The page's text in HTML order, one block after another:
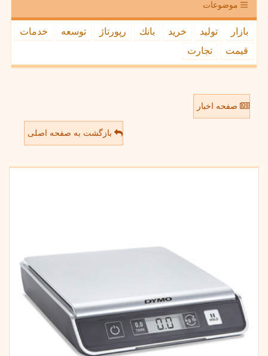
موضوعات
بازار تولید خرید بانك رپورتاژ توسعه
خدمات
قیمت
تجارت
صفحه اخبار
بازگشت به صفحه اصلی